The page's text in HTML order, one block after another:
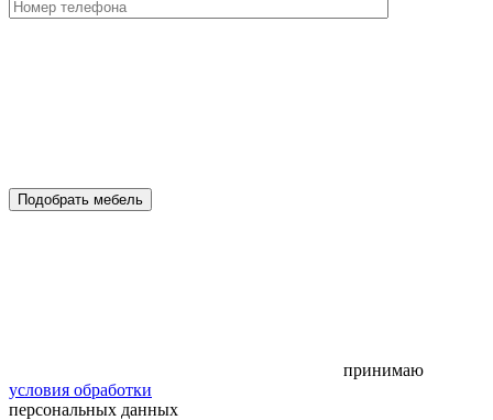
Подобрать мебель
принимаю
условия обработки
персональных данных